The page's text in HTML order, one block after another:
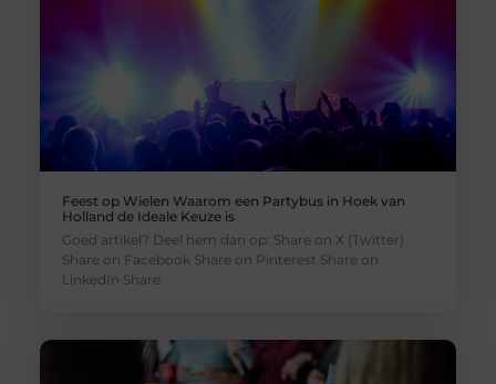
Feest op Wielen Waarom een Partybus in Hoek van
Holland de Ideale Keuze is
Goed artikel? Deel hem dan op: Share on X (Twitter)
Share on Facebook Share on Pinterest Share on
LinkedIn Share